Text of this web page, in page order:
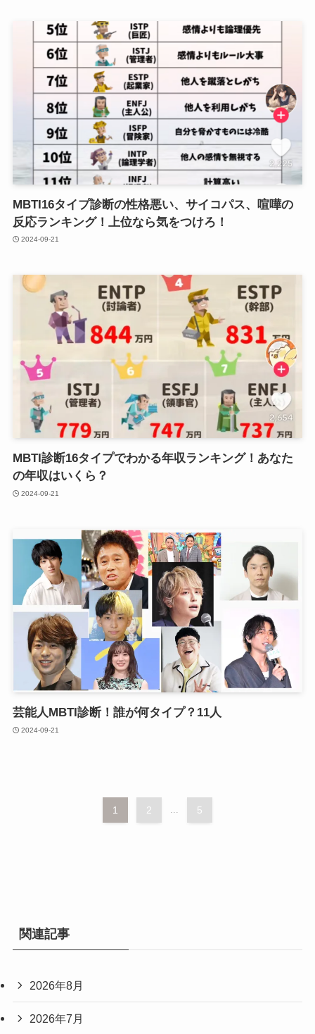
MBTI16タイプ診断の性格悪い、サイコパス、喧嘩の
反応ランキング！上位なら気をつけろ！
2024-09-21
MBTI診断16タイプでわかる年収ランキング！あなた
の年収はいくら？
2024-09-21
芸能人MBTI診断！誰が何タイプ？11人
2024-09-21
1 2 ... 5
関連記事
2026年8月
2026年7月